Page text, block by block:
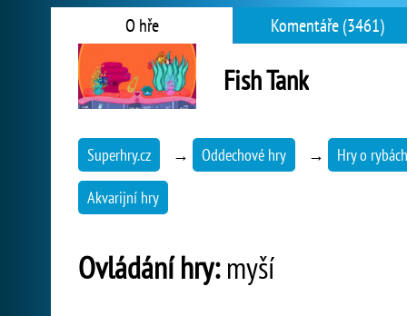
O hře Komentáře (3461)
Fish Tank
Superhry.cz → Oddechové hry → Hry o rybách
Akvarijní hry
Ovládání hry:myší